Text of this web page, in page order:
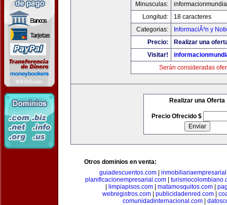
Minusculas:
Longitud:
18 caracteres
Categorias:
InformaciÃ³n y
Precio:
Realizar una
Visitar!
Serán consideradas
Realizar una Oferta
Precio Ofrecido $
Otros dominios en venta:
guiadescuentos.com
planificacionempresarial.com
limpiapisos.com| matamosquitos.com|
webregistros.com| publicidadenred.com|
comunidadinternacional.com|